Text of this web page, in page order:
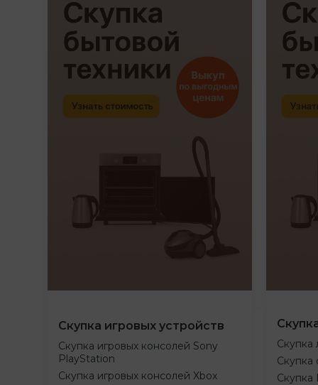
Скупка игровых устройств
Скупка игровых консолей Sony
PlayStation
Скупка игровых консолей Xbox
Скупка
Скупка